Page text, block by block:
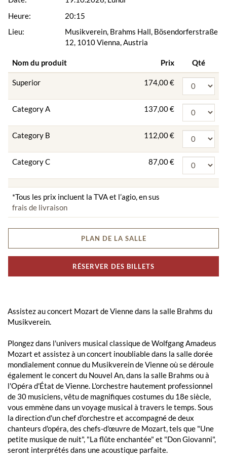
Heure:
Lieu:
20:15
Musikverein, Brahms Hall, Bösendorferstraße
12, 1010 Vienna, Austria
Nom du produit Prix Qté
Superior 174,00 €
Category A 137,00 €
Category B 112,00 €
Category C 87,00 €
*Tous les prix incluent la TVA et l’agio, en sus
frais de livraison
PLAN DE LA SALLE
RÉSERVER DES BILLETS
Assistez au concert Mozart de Vienne dans la salle Brahms du
Musikverein.
Plongez dans l'univers musical classique de Wolfgang Amadeus
Mozart et assistez à un concert inoubliable dans la salle dorée
mondialement connue du Musikverein de Vienne où se déroule
également le concert du Nouvel An, dans la salle Brahms ou à
l'Opéra d'État de Vienne. L'orchestre hautement professionnel
de 30 musiciens, vêtu de magnifiques costumes du 18e siècle,
vous emmène dans un voyage musical à travers le temps. Sous
la direction d'un chef d'orchestre et accompagné de deux
chanteurs d'opéra, des chefs-d'œuvre de Mozart, tels que "Une
petite musique de nuit", "La flûte enchantée" et "Don Giovanni",
seront interprétés dans une acoustique parfaite.